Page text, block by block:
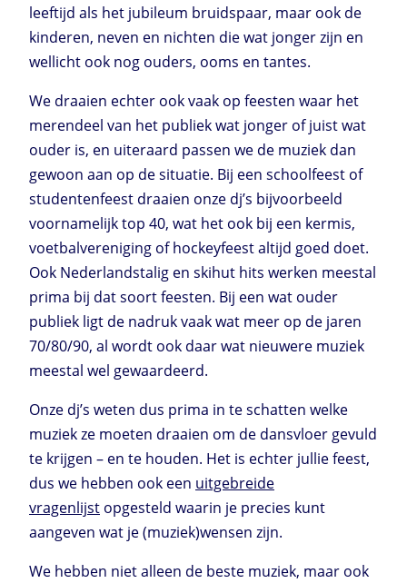
leeftijd als het jubileum bruidspaar, maar ook de
kinderen, neven en nichten die wat jonger zijn en
wellicht ook nog ouders, ooms en tantes.
We draaien echter ook vaak op feesten waar het
merendeel van het publiek wat jonger of juist wat
ouder is, en uiteraard passen we de muziek dan
gewoon aan op de situatie. Bij een schoolfeest of
studentenfeest draaien onze dj’s bijvoorbeeld
voornamelijk top 40, wat het ook bij een kermis,
voetbalvereniging of hockeyfeest altijd goed doet.
Ook Nederlandstalig en skihut hits werken meestal
prima bij dat soort feesten. Bij een wat ouder
publiek ligt de nadruk vaak wat meer op de jaren
70/80/90, al wordt ook daar wat nieuwere muziek
meestal wel gewaardeerd.
Onze dj’s weten dus prima in te schatten welke
muziek ze moeten draaien om de dansvloer gevuld
te krijgen – en te houden. Het is echter jullie feest,
dus we hebben ook een uitgebreide
vragenlijst opgesteld waarin je precies kunt
aangeven wat je (muziek)wensen zijn.
We hebben niet alleen de beste muziek, maar ook